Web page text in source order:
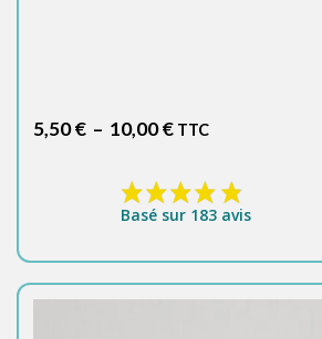
5,50€ – 10,00€Plage
5,50 €
à
TTC
Basé sur 183 avis